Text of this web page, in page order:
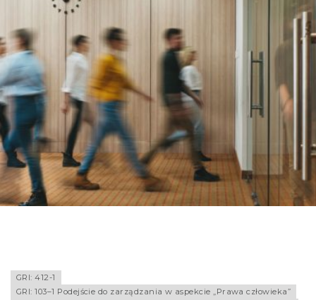
GRI: 412-1
GRI: 103–1 Podejście do zarządzania w aspekcie „Prawa człowieka”